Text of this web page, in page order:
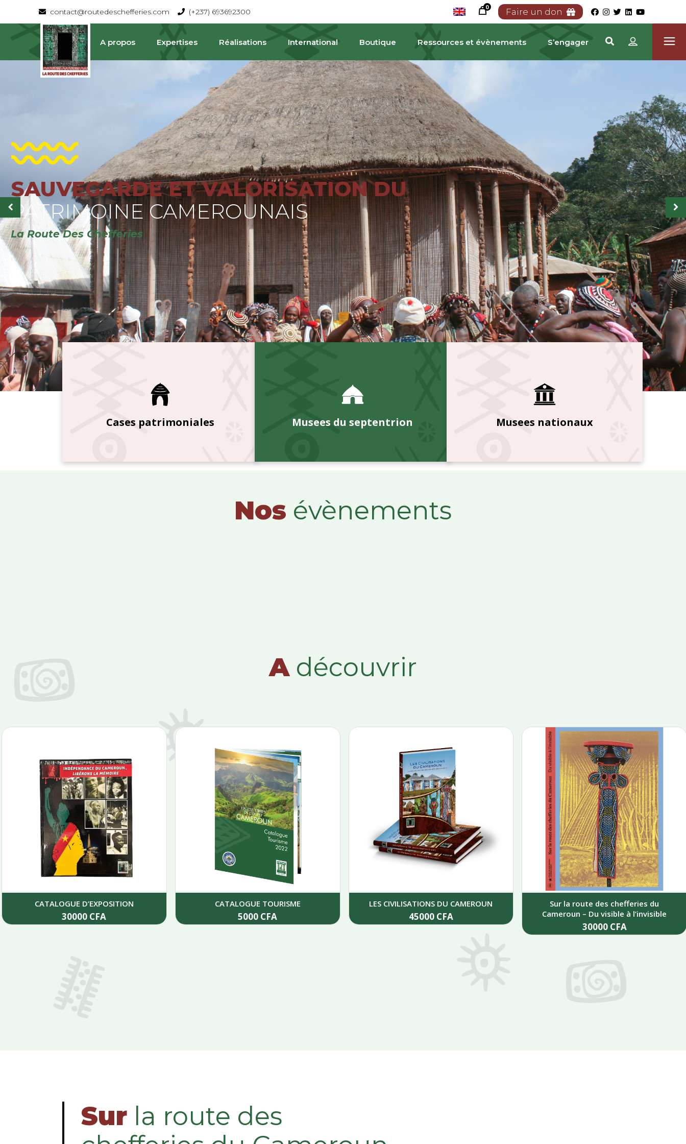
contact@routedeschefferies.com (+237) 693692300
0 Faire un don
A propos Expertises Réalisations International Boutique Ressources et évènements S’engager
SAUVEGARDE ET VALORISATION DU
La Route Des Chefferies
PATRIMOINE
Cases patrimoniales Musees du septentrion Musees nationaux
Nos évènements
Adécouvrir
CATALOGUE D’EXPOSITION
30000 CFA
CATALOGUE TOURISME
5000 CFA
LES CIVILISATIONS DU CAMEROUN
45000 CFA
Sur la route des chefferies du
Cameroun – Du visible à l’invisible
30000 CFA
Sur la route des